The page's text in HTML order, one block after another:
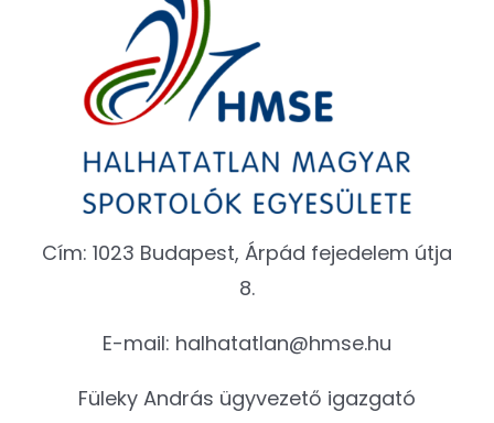
Cím: 1023 Budapest, Árpád fejedelem útja
8.
E-mail: halhatatlan@hmse.hu
Füleky András ügyvezető igazgató